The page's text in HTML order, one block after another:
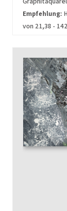
Empfehlung:
von 21,38 -